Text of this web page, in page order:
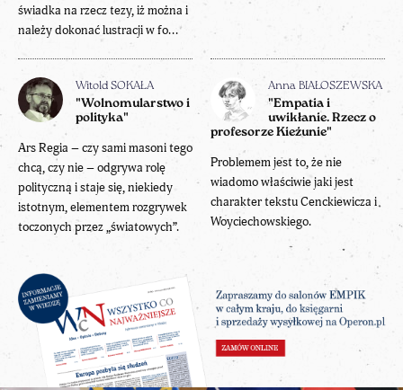
świadka na rzecz tezy, iż można i
należy dokonać lustracji w fo...
Witold SOKAŁA
"Wolnomularstwo i
polityka"
Ars Regia – czy sami masoni tego
chcą, czy nie – odgrywa rolę
polityczną i staje się, niekiedy
istotnym, elementem rozgrywek
toczonych przez „światowych”.
Anna BIAŁOSZEWSKA
"Empatia i
uwikłanie. Rzecz o
profesorze Kieżunie"
Problemem jest to, że nie
wiadomo właściwie jaki jest
charakter tekstu Cenckiewicza i
Woyciechowskiego.